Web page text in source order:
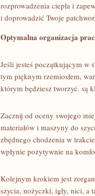
rozprowadzenia ciepła i
i doprowadzić Twoje
Optymalna organizacja
Jeśli jesteś początkującym w
tym pięknym rzemiosłem,
którym będziesz ‌tworzyć. są
Zacznij od oceny swojego
materiałów i maszyny do‌
zbędnego chodzenia w
wpłynie pozytywnie⁣ na
Kolejnym krokiem jest
szycia, nożyczki, igły, nici, a